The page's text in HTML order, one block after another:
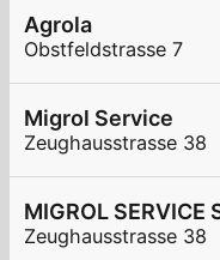
Agrola
Obstfeldstrasse 7
Migrol Service
Zeughausstrasse 38
MIGROL SERVICE
Zeughausstrasse 38